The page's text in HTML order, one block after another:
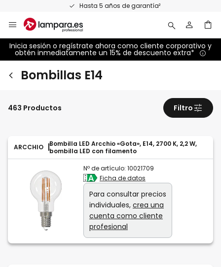
Hasta 5 años de garantía²
contenido
Inicia sesión o regístrate ahora como cliente corporativo y
obtén inmediatamente un 15% de descuento extra*
Bombillas E14
ARCCHIO
Bombilla LED Arcchio «Gota», E14, 2700 K, 2,2 W,
bombilla LED con filamento
Nº de artículo: 10021709
Ficha de datos
Para consultar precios
individuales, crea una
cuenta como cliente
profesional
463 Productos Filtro